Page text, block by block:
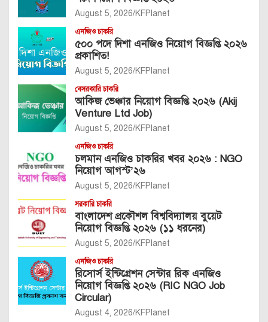
August 5, 2026 KFPlanet
এনজিও চাকরি
৫০০ পদে দিশা এনজিও নিয়োগ বিজ্ঞপ্তি ২০২৬
প্রকাশিত!
August 5, 2026 KFPlanet
বেসরকারি চাকরি
আকিজ ভেঞ্চার নিয়োগ বিজ্ঞপ্তি ২০২৬ (Akij
Venture Ltd Job)
August 5, 2026 KFPlanet
এনজিও চাকরি
চলমান এনজিও চাকরির খবর ২০২৬ : NGO
নিয়োগ আগস্ট’২৬
August 5, 2026 KFPlanet
সরকারি চাকরি
বাংলাদেশ প্রকৌশল বিশ্ববিদ্যালয় বুয়েট
নিয়োগ বিজ্ঞপ্তি ২০২৬ (১১ ধরনের)
August 5, 2026 KFPlanet
এনজিও চাকরি
রিসোর্স ইন্টিগ্রেশন সেন্টার রিক এনজিও
নিয়োগ বিজ্ঞপ্তি ২০২৬ (RIC NGO Job
Circular)
August 4, 2026 KFPlanet